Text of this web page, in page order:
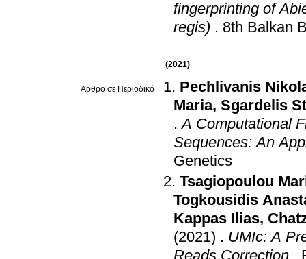
fingerprinting of
regis) . 8th Balkan
(2021)
Άρθρο σε Περιοδικό
Pechlivanis
Maria, Sgardelis
.A Computational
Sequences: An
Genetics
Tsagiopoulou
Togkousidis
Kappas Ilias,
(2021) . UMIc: A
Reads Correction .